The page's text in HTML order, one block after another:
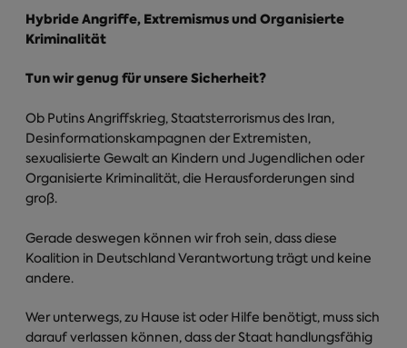
Hybride Angriffe, Extremismus und Organisierte
Kriminalität
Tun wir genug für unsere Sicherheit?
Ob Putins Angriffskrieg, Staatsterrorismus des Iran,
Desinformationskampagnen der Extremisten,
sexualisierte Gewalt an Kindern und Jugendlichen oder
Organisierte Kriminalität, die Herausforderungen sind
groß.
Gerade deswegen können wir froh sein, dass diese
Koalition in Deutschland Verantwortung trägt und keine
andere.
Wer unterwegs, zu Hause ist oder Hilfe benötigt, muss sich
darauf verlassen können, dass der Staat handlungsfähig